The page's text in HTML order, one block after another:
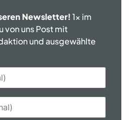
Newsletter!1x im
von uns Post mit
und ausgewählte